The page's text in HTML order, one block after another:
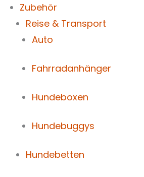
Zubehör
Reise & Transport
Auto
Fahrradanhänger
Hundeboxen
Hundebuggys
Hundebetten